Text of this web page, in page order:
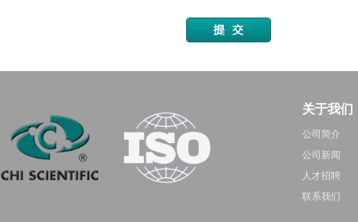
关于我们
公司简介
公司新闻
人才招聘
联系我们